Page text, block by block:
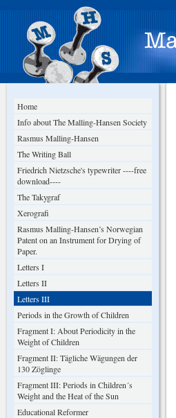
Home
Info about The Malling-Hansen Society
Rasmus Malling-Hansen
The Writing Ball
Friedrich Nietzsche's typewriter ----free
download----
The Takygraf
Xerografi
Rasmus Malling-Hansen’s Norwegian
Patent on an Instrument for Drying of
Paper.
Letters I
Letters II
Letters III
Periods in the Growth of Children
Fragment I: About Periodicity in the
Weight of Children
Fragment II: Tägliche Wägungen der
130 Zöglinge
Fragment III: Periods in Children´s
Weight and the Heat of the Sun
Educational Reformer